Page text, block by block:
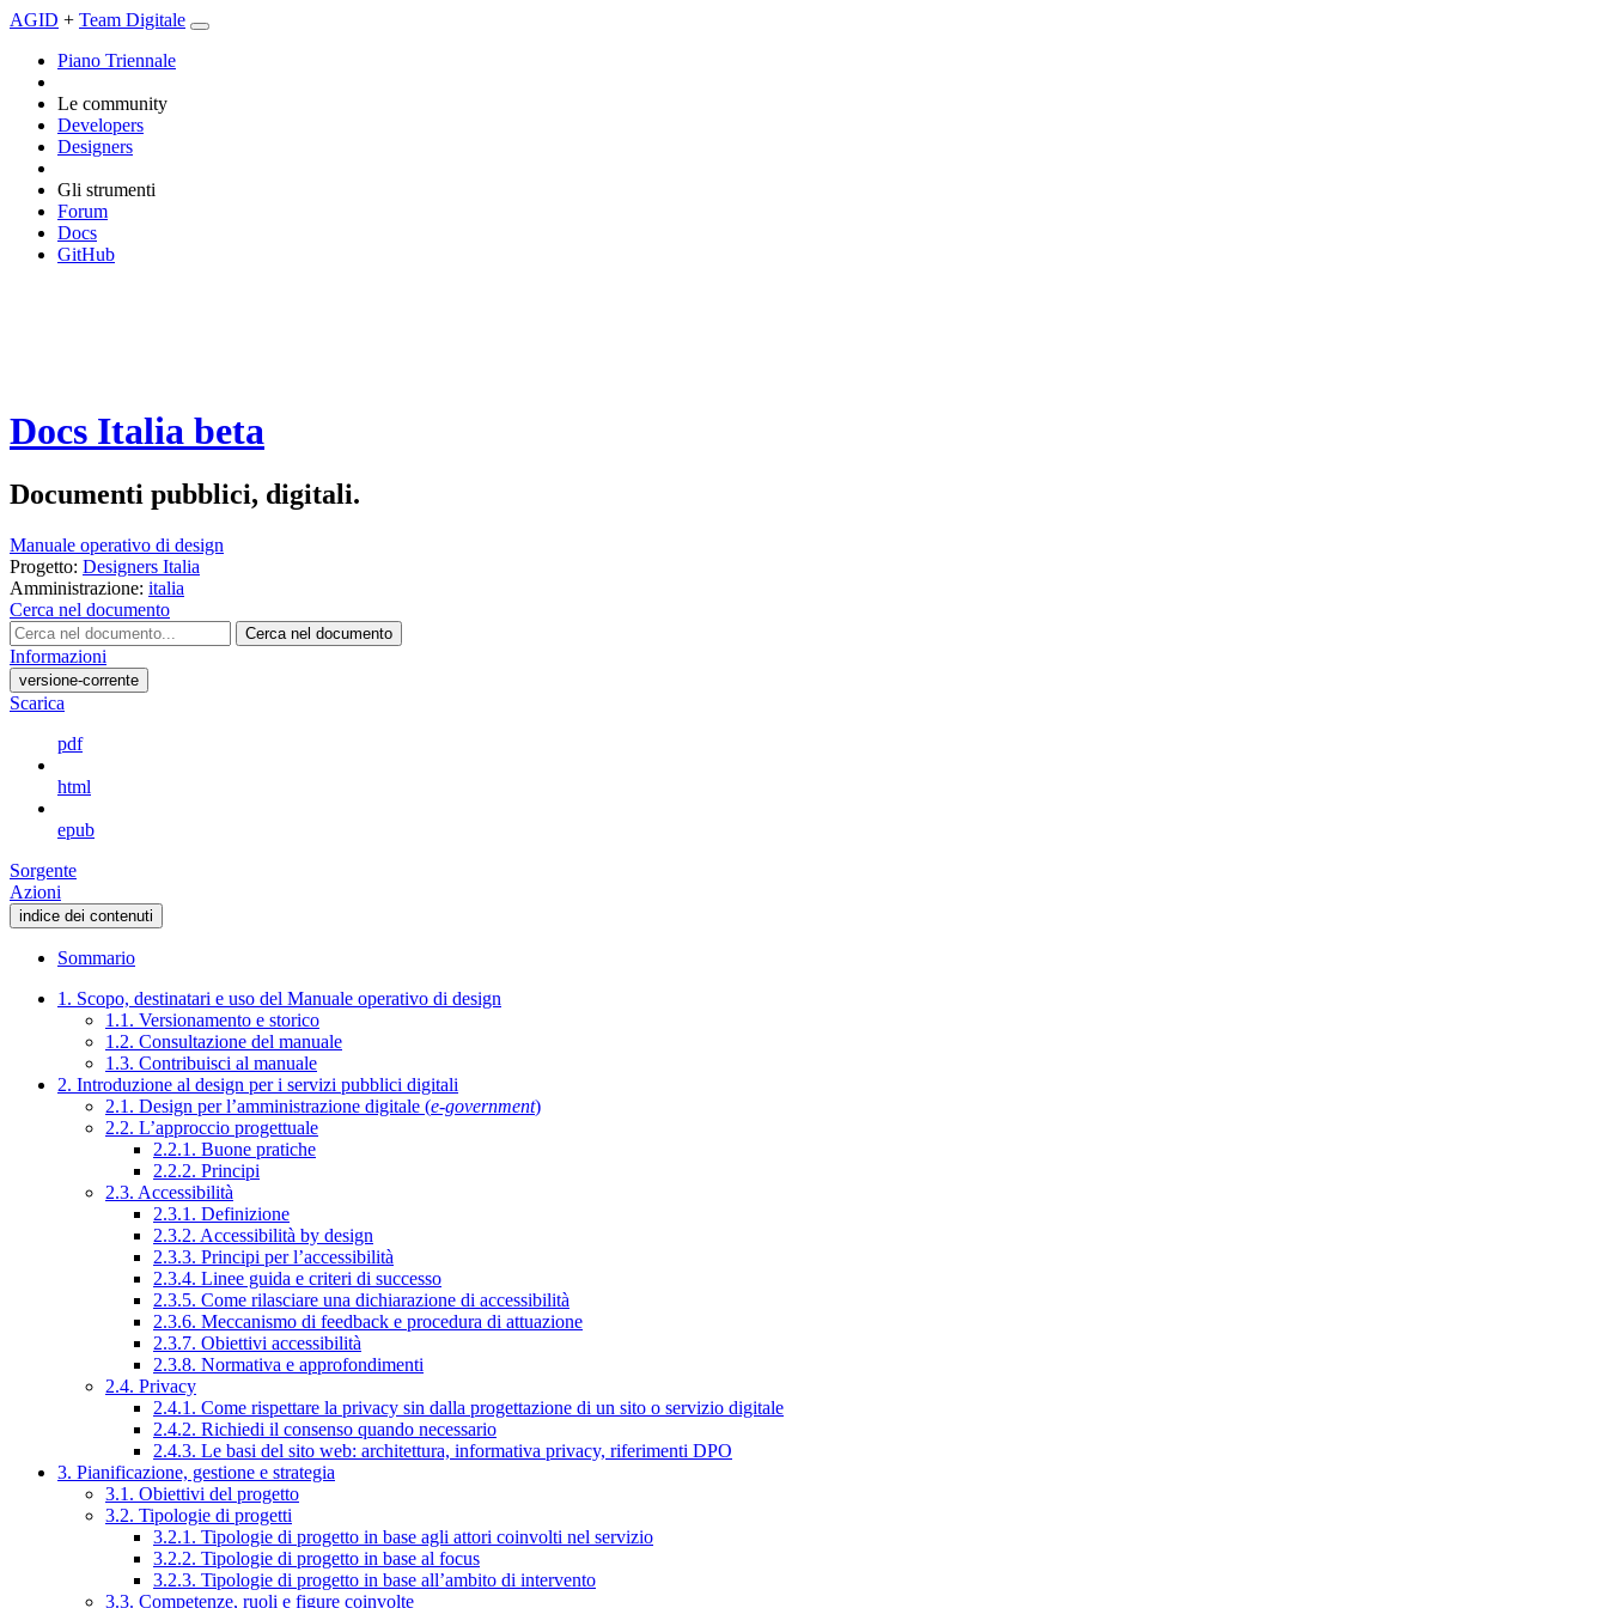
AGID + Team Digitale
Piano Triennale
Le community
Developers
Designers
Gli strumenti
Forum
Docs
GitHub
Docs Italia beta
Documenti pubblici, digitali.
Manuale operativo di design
Progetto: Designers Italia
Amministrazione: italia
Cerca nel documento
Cerca nel documento
Informazioni
versione-corrente
Scarica
pdf
html
epub
Sorgente
Azioni
indice dei contenuti
Sommario
1. Scopo, destinatari e uso del Manuale operativo di design
1.1. Versionamento e storico
1.2. Consultazione del manuale
1.3. Contribuisci al manuale
2. Introduzione al design per i servizi pubblici digitali
2.1. Design per l’amministrazione digitale (e-government)
2.2. L’approccio progettuale
2.2.1. Buone pratiche
2.2.2. Principi
2.3. Accessibilità
2.3.1. Definizione
2.3.2. Accessibilità by design
2.3.3. Principi per l’accessibilità
2.3.4. Linee guida e criteri di successo
2.3.5. Come rilasciare una dichiarazione di accessibilità
2.3.6. Meccanismo di feedback e procedura di attuazione
2.3.7. Obiettivi accessibilità
2.3.8. Normativa e approfondimenti
2.4. Privacy
2.4.1. Come rispettare la privacy sin dalla progettazione di un sito o servizio digitale
2.4.2. Richiedi il consenso quando necessario
2.4.3. Le basi del sito web: architettura, informativa privacy, riferimenti DPO
3. Pianificazione, gestione e strategia
3.1. Obiettivi del progetto
3.2. Tipologie di progetti
3.2.1. Tipologie di progetto in base agli attori coinvolti nel servizio
3.2.2. Tipologie di progetto in base al focus
3.2.3. Tipologie di progetto in base all’ambito di intervento
3.3. Competenze, ruoli e figure coinvolte